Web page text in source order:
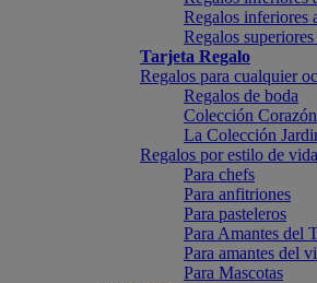
Regalos inferiores
Regalos
Tarjeta Regalo
Regalos para cualquier
Regalos de boda
Colección Corazón
La Colección
Regalos por estilo de vida
Para chefs
Para anfitriones
Para pasteleros
Para Amantes del
Para amantes del
Para Mascotas